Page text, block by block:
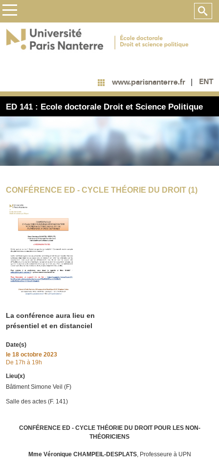
www.parisnanterre.fr ENT
ED 141 : Ecole doctorale Droit et Science Politique
CONFÉRENCE ED - CYCLE THÉORIE DU DROIT (1)
La conférence aura lieu en
présentiel et en distanciel
Date(s)
le 18 octobre 2023
De 17h à 19h
Lieu(x)
Bâtiment Simone Veil (F)
Salle des actes (F. 141)
CONFÉRENCE ED - CYCLE THÉORIE DU DROIT POUR LES NON-
THÉORICIENS
Mme Véronique CHAMPEIL-DESPLATS, Professeure à UPN